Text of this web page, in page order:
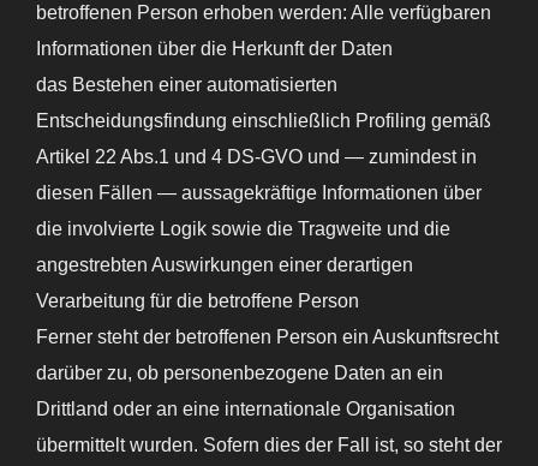
betroffenen Person erhoben werden: Alle verfügbaren
Informationen über die Herkunft der Daten
das Bestehen einer automatisierten
Entscheidungsfindung einschließlich Profiling gemäß
Artikel 22 Abs.1 und 4 DS-GVO und — zumindest in
diesen Fällen — aussagekräftige Informationen über
die involvierte Logik sowie die Tragweite und die
angestrebten Auswirkungen einer derartigen
Verarbeitung für die betroffene Person
Ferner steht der betroffenen Person ein Auskunftsrecht
darüber zu, ob personenbezogene Daten an ein
Drittland oder an eine internationale Organisation
übermittelt wurden. Sofern dies der Fall ist, so steht der